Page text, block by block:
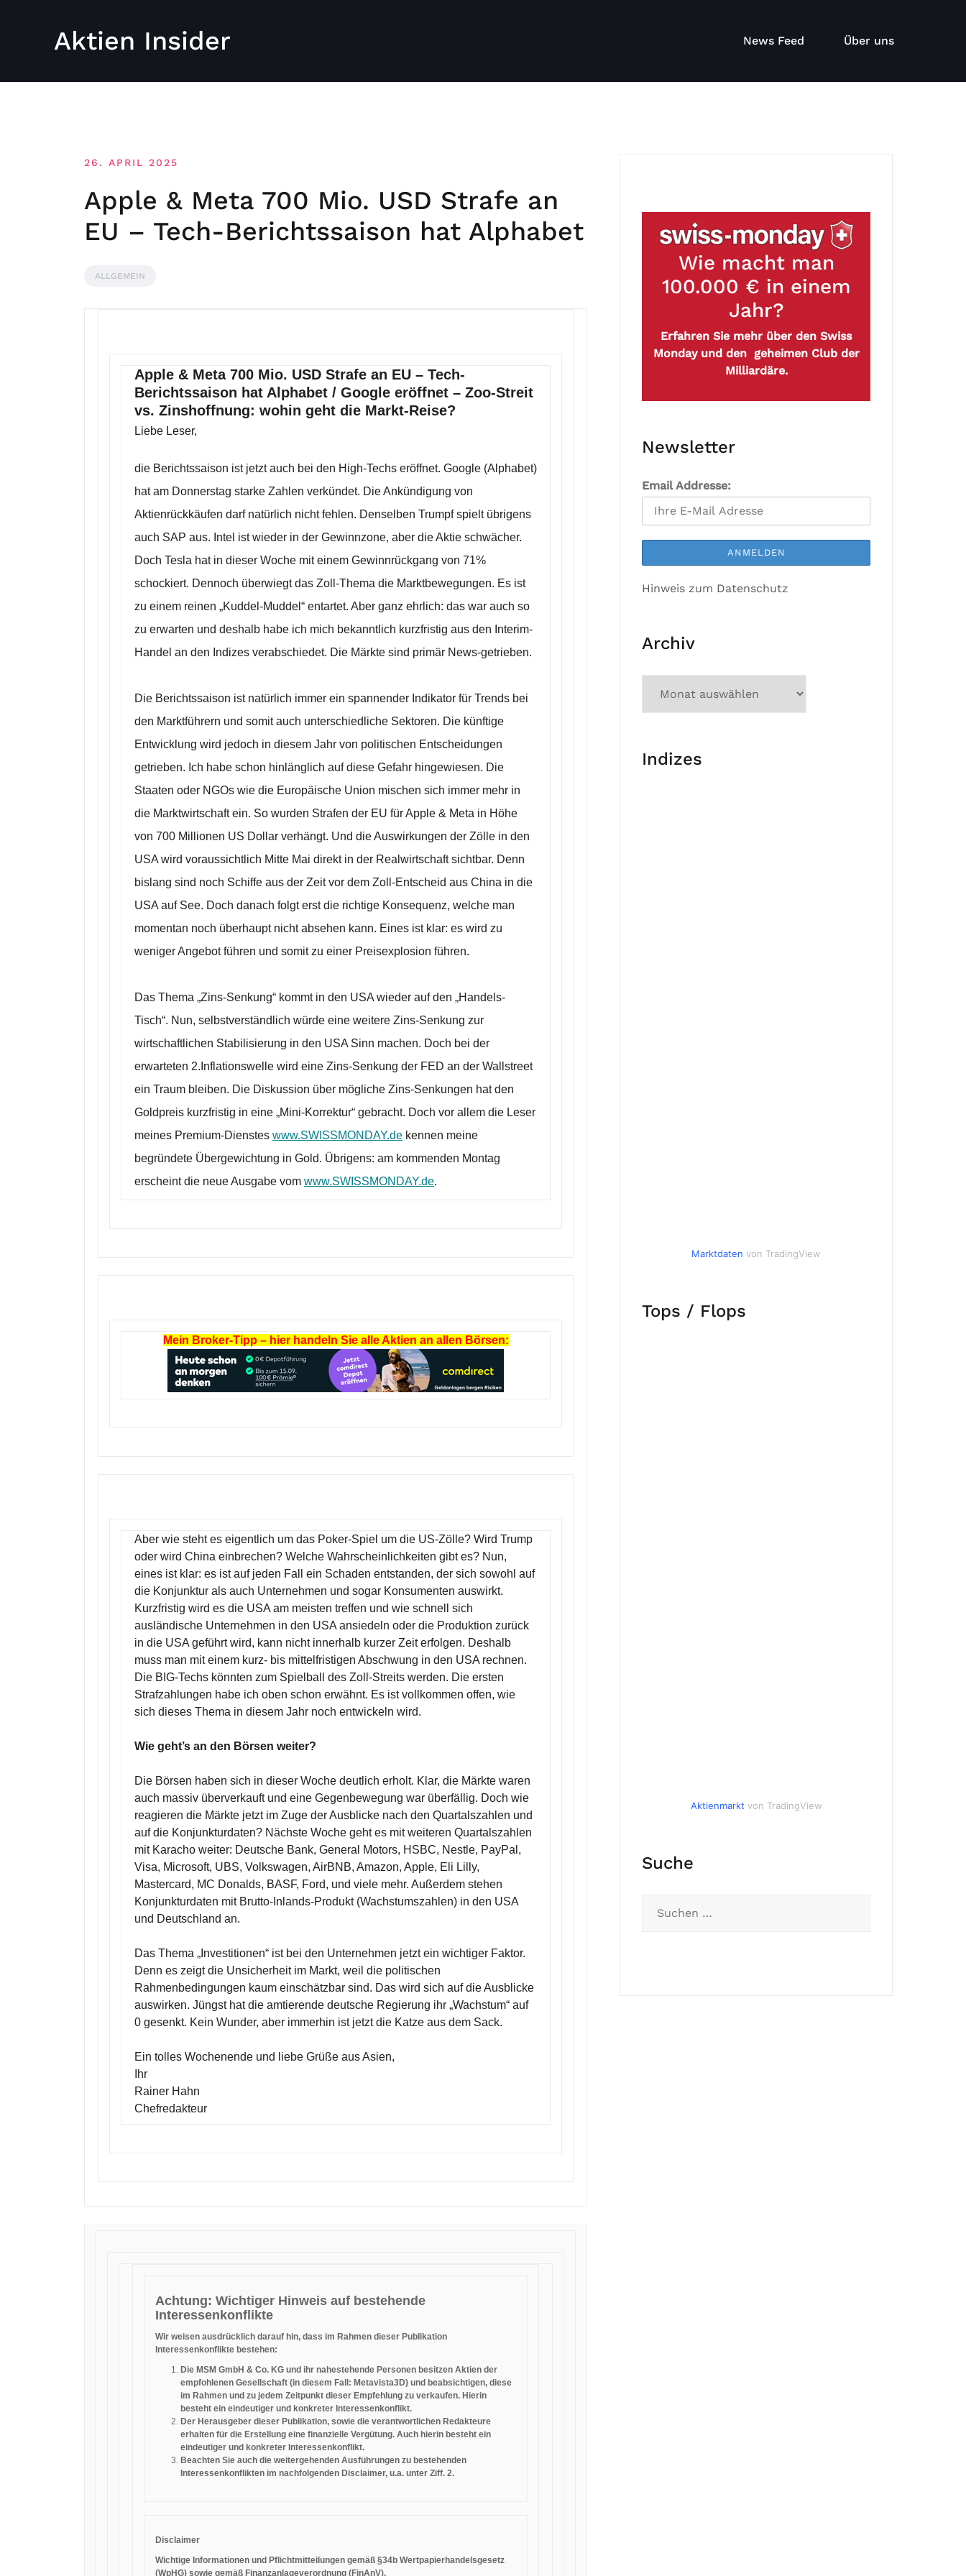
Aktien Insider News Feed Über uns
26. APRIL 2025
Apple & Meta 700 Mio. USD Strafe an
EU – Tech-Berichtssaison hat Alphabet
ALLGEMEIN
Apple & Meta 700 Mio. USD Strafe an EU – Tech-
Berichtssaison hat Alphabet / Google eröffnet – Zoo-Streit
vs. Zinshoffnung: wohin geht die Markt-Reise?
Liebe Leser,
die Berichtssaison ist jetzt auch bei den High-Techs eröffnet. Google (Alphabet)
hat am Donnerstag starke Zahlen verkündet. Die Ankündigung von
Aktienrückkäufen darf natürlich nicht fehlen. Denselben Trumpf spielt übrigens
auch SAP aus. Intel ist wieder in der Gewinnzone, aber die Aktie schwächer.
Doch Tesla hat in dieser Woche mit einem Gewinnrückgang von 71%
schockiert. Dennoch überwiegt das Zoll-Thema die Marktbewegungen. Es ist
zu einem reinen „Kuddel-Muddel“ entartet. Aber ganz ehrlich: das war auch so
zu erwarten und deshalb habe ich mich bekanntlich kurzfristig aus den Interim-
Handel an den Indizes verabschiedet. Die Märkte sind primär News-getrieben.
Die Berichtssaison ist natürlich immer ein spannender Indikator für Trends bei
den Marktführern und somit auch unterschiedliche Sektoren. Die künftige
Entwicklung wird jedoch in diesem Jahr von politischen Entscheidungen
getrieben. Ich habe schon hinlänglich auf diese Gefahr hingewiesen. Die
Staaten oder NGOs wie die Europäische Union mischen sich immer mehr in
die Marktwirtschaft ein. So wurden Strafen der EU für Apple & Meta in Höhe
von 700 Millionen US Dollar verhängt. Und die Auswirkungen der Zölle in den
USA wird voraussichtlich Mitte Mai direkt in der Realwirtschaft sichtbar. Denn
bislang sind noch Schiffe aus der Zeit vor dem Zoll-Entscheid aus China in die
USA auf See. Doch danach folgt erst die richtige Konsequenz, welche man
momentan noch überhaupt nicht absehen kann. Eines ist klar: es wird zu
weniger Angebot führen und somit zu einer Preisexplosion führen.
Das Thema „Zins-Senkung“ kommt in den USA wieder auf den „Handels-
Tisch“. Nun, selbstverständlich würde eine weitere Zins-Senkung zur
wirtschaftlichen Stabilisierung in den USA Sinn machen. Doch bei der
erwarteten 2.Inflationswelle wird eine Zins-Senkung der FED an der Wallstreet
ein Traum bleiben. Die Diskussion über mögliche Zins-Senkungen hat den
Goldpreis kurzfristig in eine „Mini-Korrektur“ gebracht. Doch vor allem die Leser
meines Premium-Dienstes www.SWISSMONDAY.de kennen meine
begründete Übergewichtung in Gold. Übrigens: am kommenden Montag
erscheint die neue Ausgabe vom www.SWISSMONDAY.de.
Mein Broker-Tipp – hier handeln Sie alle Aktien an allen Börsen:
Aber wie steht es eigentlich um das Poker-Spiel um die US-Zölle? Wird Trump
oder wird China einbrechen? Welche Wahrscheinlichkeiten gibt es? Nun,
eines ist klar: es ist auf jeden Fall ein Schaden entstanden, der sich sowohl auf
die Konjunktur als auch Unternehmen und sogar Konsumenten auswirkt.
Kurzfristig wird es die USA am meisten treffen und wie schnell sich
ausländische Unternehmen in den USA ansiedeln oder die Produktion zurück
in die USA geführt wird, kann nicht innerhalb kurzer Zeit erfolgen. Deshalb
muss man mit einem kurz- bis mittelfristigen Abschwung in den USA rechnen.
Die BIG-Techs könnten zum Spielball des Zoll-Streits werden. Die ersten
Strafzahlungen habe ich oben schon erwähnt. Es ist vollkommen offen, wie
sich dieses Thema in diesem Jahr noch entwickeln wird.
Wie geht’s an den Börsen weiter?
Die Börsen haben sich in dieser Woche deutlich erholt. Klar, die Märkte waren
auch massiv überverkauft und eine Gegenbewegung war überfällig. Doch wie
reagieren die Märkte jetzt im Zuge der Ausblicke nach den Quartalszahlen und
auf die Konjunkturdaten? Nächste Woche geht es mit weiteren Quartalszahlen
mit Karacho weiter: Deutsche Bank, General Motors, HSBC, Nestle, PayPal,
Visa, Microsoft, UBS, Volkswagen, AirBNB, Amazon, Apple, Eli Lilly,
Mastercard, MC Donalds, BASF, Ford, und viele mehr. Außerdem stehen
Konjunkturdaten mit Brutto-Inlands-Produkt (Wachstumszahlen) in den USA
und Deutschland an.
Das Thema „Investitionen“ ist bei den Unternehmen jetzt ein wichtiger Faktor.
Denn es zeigt die Unsicherheit im Markt, weil die politischen
Rahmenbedingungen kaum einschätzbar sind. Das wird sich auf die Ausblicke
auswirken. Jüngst hat die amtierende deutsche Regierung ihr „Wachstum“ auf
0 gesenkt. Kein Wunder, aber immerhin ist jetzt die Katze aus dem Sack.
Ein tolles Wochenende und liebe Grüße aus Asien,
Ihr
Rainer Hahn
Chefredakteur
Achtung: Wichtiger Hinweis auf bestehende
Interessenkonflikte
Wir weisen ausdrücklich darauf hin, dass im Rahmen dieser Publikation
Interessenkonflikte bestehen:
Die MSM GmbH & Co. KG und ihr nahestehende Personen besitzen Aktien der
empfohlenen Gesellschaft (in diesem Fall: Metavista3D) und beabsichtigen, diese
im Rahmen und zu jedem Zeitpunkt dieser Empfehlung zu verkaufen. Hierin
besteht ein eindeutiger und konkreter Interessenkonflikt.
Der Herausgeber dieser Publikation, sowie die verantwortlichen Redakteure
erhalten für die Erstellung eine finanzielle Vergütung. Auch hierin besteht ein
eindeutiger und konkreter Interessenkonflikt.
Beachten Sie auch die weitergehenden Ausführungen zu bestehenden
Interessenkonflikten im nachfolgenden Disclaimer, u.a. unter Ziff. 2.
Disclaimer
Wichtige Informationen und Pflichtmitteilungen gemäß §34b Wertpapierhandelsgesetz
(WpHG) sowie gemäß Finanzanlageverordnung (FinAnV).
Wie macht man
100.000 € in einem
Jahr?
Erfahren Sie mehr über den Swiss
Monday und den geheimen Club der
Milliardäre.
Newsletter
Email Addresse:
Hinweis zum Datenschutz
Archiv
Indizes
Marktdaten von TradingView
Tops / Flops
Aktienmarkt von TradingView
Suche